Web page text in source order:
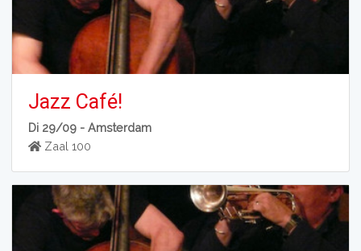
Jazz Café!
Di 29/09 -Amsterdam
Zaal 100